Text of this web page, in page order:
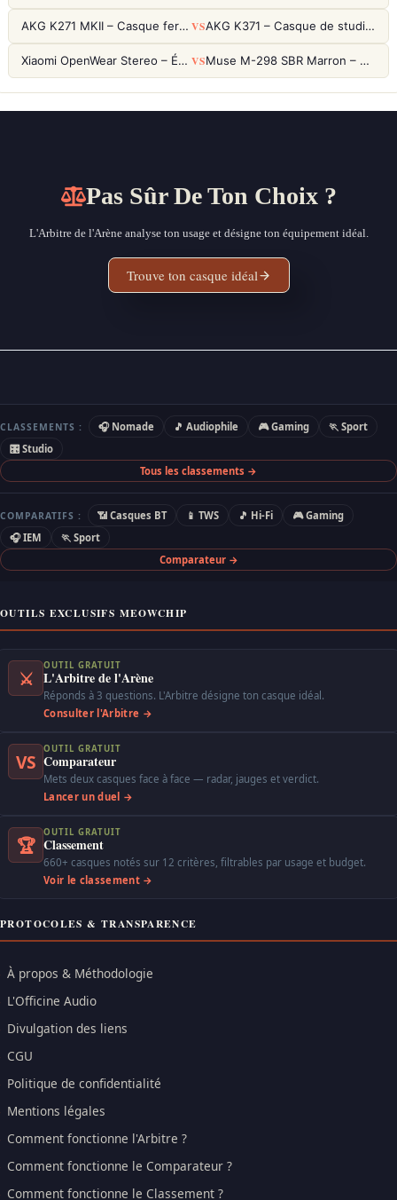
AKG K271 MKII – Casque fermé studio fiable pour une écoute neutre VS AKG K371 – Casque de studio fermé 50mm titane, réponse 5Hz-50kHz
Xiaomi OpenWear Stereo – Écouteurs Open-Ear Hi-Res avec réduction de fuite sonore VS Muse M-298 SBR Marron – Casque Bluetooth ANC avec 66h d'autonomie
Pas Sûr De Ton Choix ?
L'Arbitre de l'Arène analyse ton usage et désigne ton équipement idéal.
Trouve ton casque idéal
CLASSEMENTS : 🎧 Nomade 🎵 Audiophile 🎮 Gaming
🏃 Sport
🎛 Studio
Tous les classements →
COMPARATIFS : 📶 Casques BT 📱 TWS 🎵 Hi-Fi
🎮 Gaming
🎧 IEM
🏃 Sport
Comparateur →
OUTILS EXCLUSIFS MEOWCHIP
⚔
OUTIL GRATUIT
L'Arbitre de l'Arène
Réponds à 3 questions. L'Arbitre désigne ton casque idéal.
Consulter l'Arbitre →
VS
OUTIL GRATUIT
Comparateur
Mets deux casques face à face — radar, jauges et verdict.
Lancer un duel →
🏆
OUTIL GRATUIT
Classement
660+ casques notés sur 12 critères, filtrables par usage et budget.
Voir le classement →
PROTOCOLES & TRANSPARENCE
À propos & Méthodologie
L'Officine Audio
Divulgation des liens
CGU
Politique de confidentialité
Mentions légales
Comment fonctionne l'Arbitre ?
Comment fonctionne le Comparateur ?
Comment fonctionne le Classement ?